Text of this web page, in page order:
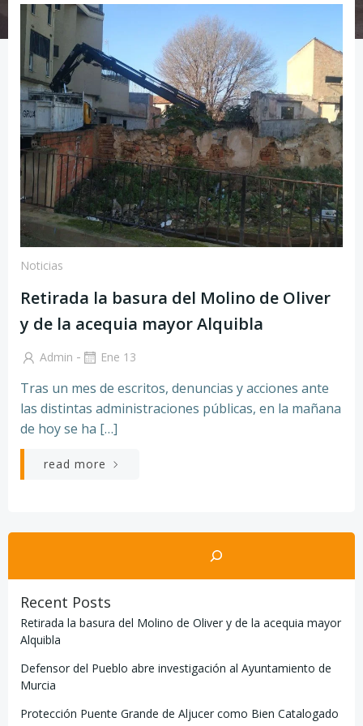
Noticias
Retirada la basura del Molino de Oliver
y de la acequia mayor Alquibla
Admin - Ene 13
Tras un mes de escritos, denuncias y acciones ante
las distintas administraciones públicas, en la mañana
de hoy se ha […]
read more
Buscar
Recent Posts
Retirada la basura del Molino de Oliver y de la acequia mayor
Alquibla
Defensor del Pueblo abre investigación al Ayuntamiento de
Murcia
Protección Puente Grande de Aljucer como Bien Catalogado